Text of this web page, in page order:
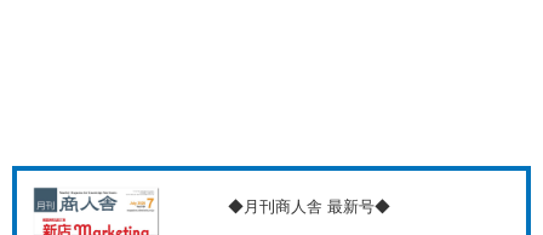
◆月刊商人舎 最新号◆